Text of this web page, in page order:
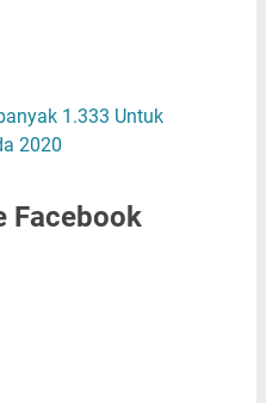
1.333 Untuk
2020
Facebook